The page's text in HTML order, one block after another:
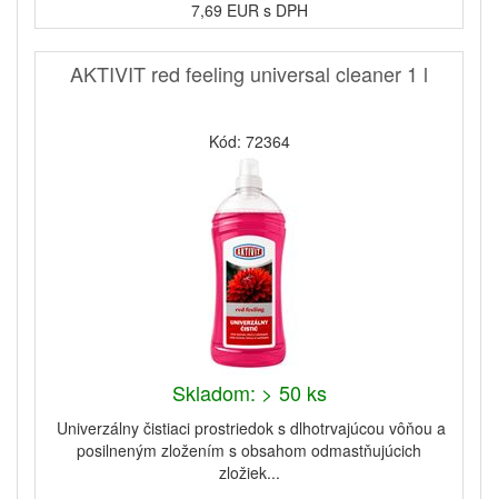
7,69 EUR s DPH
AKTIVIT red feeling universal cleaner 1 l
Kód: 72364
Skladom: > 50 ks
Univerzálny čistiaci prostriedok s dlhotrvajúcou vôňou a
posilneným zložením s obsahom odmastňujúcich
zložiek...